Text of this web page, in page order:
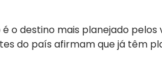
é o destino mais planejado pelos
do país afirmam que já têm